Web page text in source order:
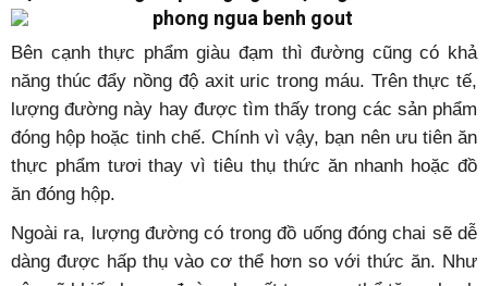
Bên cạnh thực phẩm giàu đạm thì đường cũng có khả
năng thúc đẩy nồng độ axit uric trong máu. Trên thực tế,
lượng đường này hay được tìm thấy trong các sản phẩm
đóng hộp hoặc tinh chế. Chính vì vậy, bạn nên ưu tiên ăn
thực phẩm tươi thay vì tiêu thụ thức ăn nhanh hoặc đồ
ăn đóng hộp.
Ngoài ra, lượng đường có trong đồ uống đóng chai sẽ dễ
dàng được hấp thụ vào cơ thể hơn so với thức ăn. Như